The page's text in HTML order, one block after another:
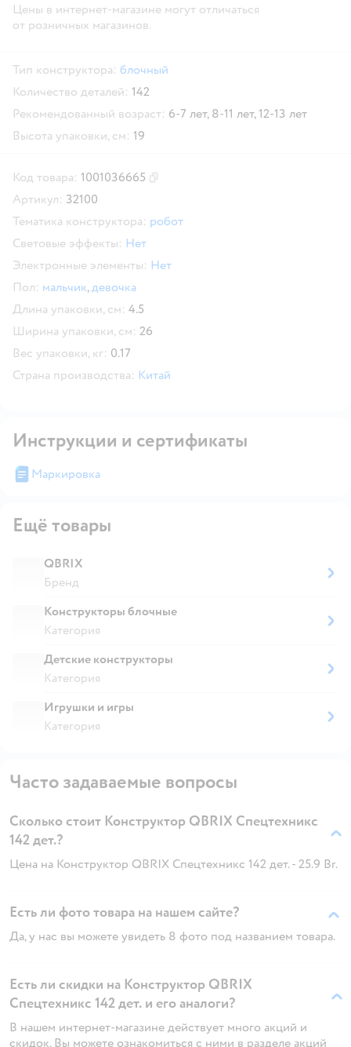
Цены в интернет-магазине могут отличаться
от розничных магазинов.
Тип конструктора: блочный
Количество деталей: 142
Рекомендованный возраст: 6-7 лет, 8-11 лет,12-13 лет
Высота упаковки, см: 19
Код товара: 1001036665
Артикул: 32100
Тематика конструктора: робот
Световые эффекты: Нет
Электронные элементы: Нет
Пол: мальчик,девочка
Длина упаковки, см: 4.5
Ширина упаковки, см: 26
Вес упаковки, кг: 0.17
Страна производства: Китай
Инструкции и сертификаты
Маркировка
Ещё товары
QBRIX
Бренд
Конструкторы блочные
Категория
Детские конструкторы
Категория
Игрушки и игры
Категория
Часто задаваемые вопросы
Сколько стоит Конструктор QBRIX Спецтехникс
142 дет.?
Цена на Конструктор QBRIX Спецтехникс 142 дет. - 25.9 Br.
Есть ли фото товара на нашем сайте?
Да, у нас вы можете увидеть 8 фото под названием товара.
Есть ли скидки на Конструктор QBRIX
Спецтехникс 142 дет. и его аналоги?
В нашем интернет-магазине действует много акций и
скидок. Вы можете ознакомиться с ними в разделе акций